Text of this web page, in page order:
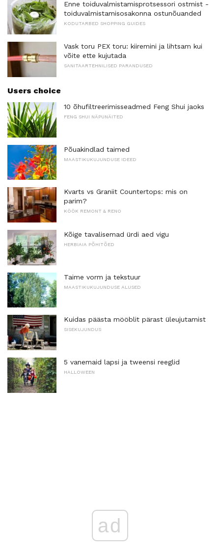
Enne toiduvalmistamisprotsessori ostmist -
toiduvalmistamisosakonna ostunõuanded
KODUTARBED SHOPPING GUIDES
Vask toru PEX toru: kiiremini ja lihtsam kui
võite ette kujutada
SANITAARTEHNILISED PARANDUSED
Users choice
10 õhufiltreerimisseadmed Feng Shui jaoks
FENG SHUI NÄPUNÄITED
Põuakindlad taimed
MAASTIKUKUJUNDUSE IDEED
Kvarts vs Graniit Countertops: mis on
parim?
KÖÖK REMONT & RENO
Kõige tavalisemad ürdi aed vigu
HERBIAIA PÕHITÕED
Taime vorm ja tekstuur
MAASTIKUKUJUNDUSE ALUSED
Kuidas päästa mööblit pärast üleujutamist
SISEKUJUNDUS
5 vanemaid lapsi ja tweensi reeglid
HALLOWEEN
ad